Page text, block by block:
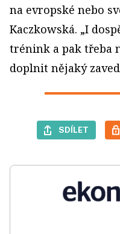
na evropské nebo
Kaczkowská. „I
trénink a pak třeba
doplnit nějaký
SDÍLET